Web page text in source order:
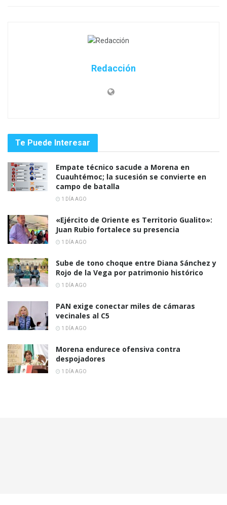
Redacción
Te Puede Interesar
Empate técnico sacude a Morena en
Cuauhtémoc; la sucesión se convierte en
campo de batalla
1 DÍA AGO
«Ejército de Oriente es Territorio Gualito»:
Juan Rubio fortalece su presencia
1 DÍA AGO
Sube de tono choque entre Diana Sánchez y
Rojo de la Vega por patrimonio histórico
1 DÍA AGO
PAN exige conectar miles de cámaras
vecinales al C5
1 DÍA AGO
Morena endurece ofensiva contra
despojadores
1 DÍA AGO